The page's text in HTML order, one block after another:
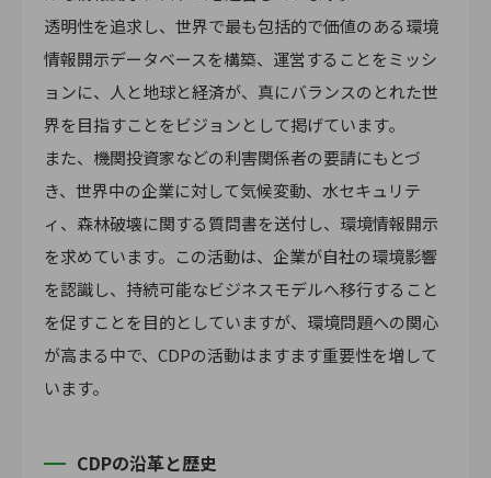
透明性を追求し、世界で最も包括的で価値のある環境
情報開示データベースを構築、運営することをミッシ
ョンに、人と地球と経済が、真にバランスのとれた世
界を目指すことをビジョンとして掲げています。
また、機関投資家などの利害関係者の要請にもとづ
き、世界中の企業に対して気候変動、水セキュリテ
ィ、森林破壊に関する質問書を送付し、環境情報開示
を求めています。この活動は、企業が自社の環境影響
を認識し、持続可能なビジネスモデルへ移行すること
を促すことを目的としていますが、環境問題への関心
が高まる中で、CDPの活動はますます重要性を増して
います。
CDPの沿革と歴史